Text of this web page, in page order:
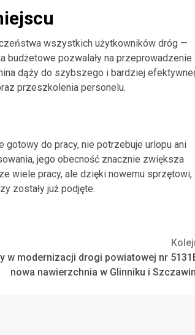
wszystkich użytkowników dróg —
budżetowe pozwalały na przeprowadzenie
dąży do szybszego i bardziej
przeszkolenia personelu.
do pracy, nie potrzebuje urlopu ani
jego obecność znacznie zwiększa
wiele pracy, ale dzięki nowemu sprzętowi,
zostały już podjęte.
w modernizacji drogi powiatowej nr
nowa nawierzchnia w Glinniku i